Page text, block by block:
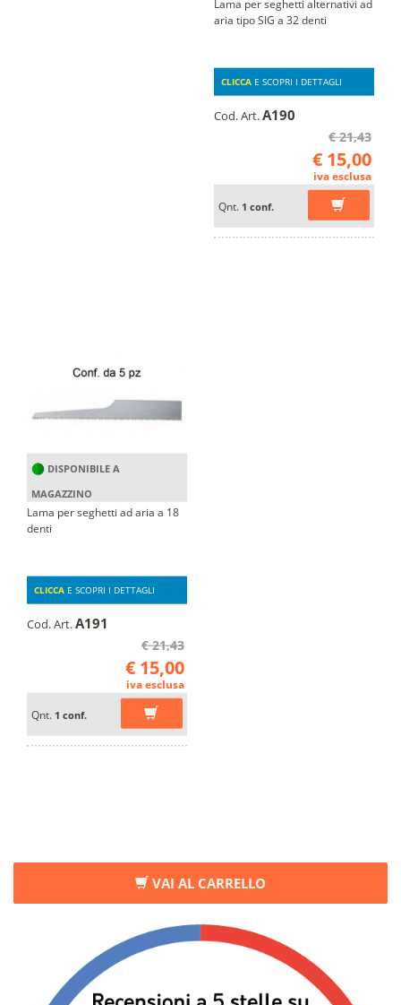
VAI AL CARRELLO
Lama per seghetti alternativi ad
aria tipo SIG a 32 denti
CLICCA E SCOPRI I DETTAGLI
Cod. Art.A190
€ 21,43
€ 15,00
iva esclusa
Qnt. 1 conf.
DISPONIBILE A
MAGAZZINO
Lama per seghetti ad aria a 18
denti
CLICCA E SCOPRI I DETTAGLI
Cod. Art.A191
€ 21,43
€ 15,00
iva esclusa
Qnt. 1 conf.